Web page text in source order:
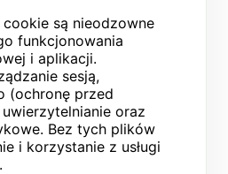
są nieodzowne
funkcjonowania
i aplikacji.
sesją,
(ochronę przed
uwierzytelnianie oraz
Bez tych plików
i korzystanie z usługi